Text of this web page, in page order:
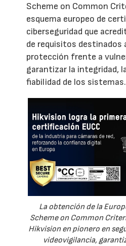
Scheme on Common
esquema europeo de
ciberseguridad que
de requisitos destinados
protección frente a
garantizar la integridad,
fiabilidad de los sistemas.
La obtención de la
Scheme on Common
Hikvision en pionero en
videovigilancia,